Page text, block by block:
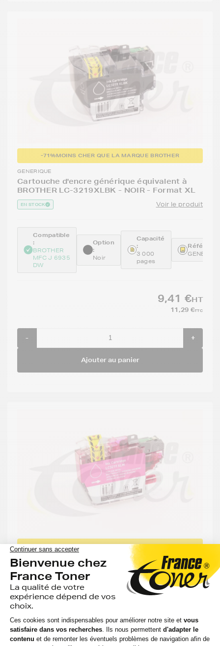
-71%MOINS CHER QUE LA MARQUE BROTHER
GENERIQUE
Cartouche d'encre générique équivalent à
BROTHER LC-3219XLBK - NOIR - Format XL
EN STOCK Voir le produit
Compatible
:
BROTHER
MFC J 6935
DW
Option
:
Noir
Capacité
:
3 000
pages
9,41 €HT
11,29 €TTC
- +
Ajouter au panier
-61%MOINS CHER QUE LA MARQUE BROTHER
GENERIQUE
Cartouche d'encre générique équivalent à
BROTHER LC-3219XLM - MAGENTA (rouge) -
Format XL
EN STOCK Voir le produit